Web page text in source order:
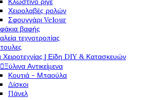
Χειρολαβές ρολών
Σφουγγάρι Velour
βαφής
τεχνοτροπίας
Χειροτεχνίας | Είδη DIY & Κατασκευών
Ξύλινα Αντικείμενα
Κουτιά - Μπαούλα
Δίσκοι
Πάνελ